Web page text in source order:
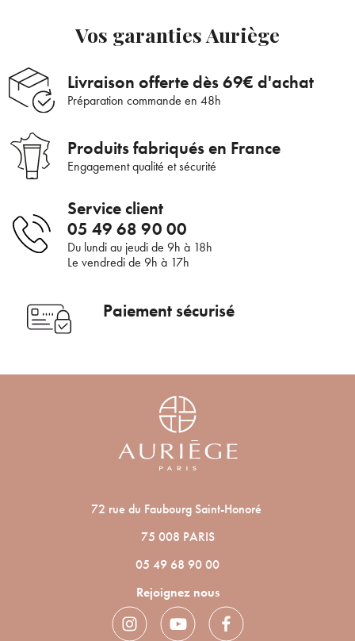
Voulez-vous vraiment supprimer le produit suivant du
ANNULER
Vos garanties Auriège
Livraison offerte dès 69€ d'achat
Préparation commande en 48h
Produits fabriqués en France
Engagement qualité et sécurité
Service client
05 49 68 90 00
Du lundi au jeudi de 9h à 18h
Le vendredi de 9h à 17h
Paiement sécurisé
72 rue du Faubourg Saint-Honoré
75 008 PARIS
05 49 68 90 00
Rejoignez nous
Bienvenue !
nouveautés ou promotions en cours et
bénéficier de nos conseils de saison, inscrivez-
vous à notre Newsletter.
JE M’INSCRIS
communications par e-mail de la part d’Auriège.